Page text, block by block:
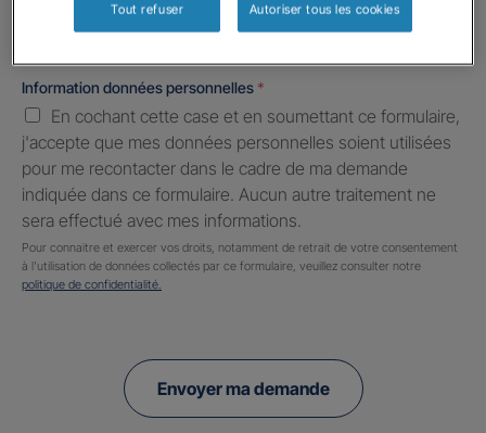
Information données personnelles *
En cochant cette case et en soumettant ce formulaire,
j'accepte que mes données personnelles soient utilisées
pour me recontacter dans le cadre de ma demande
indiquée dans ce formulaire. Aucun autre traitement ne
sera effectué avec mes informations.
Pour connaitre et exercer vos droits, notamment de retrait de votre consentement
à l'utilisation de données collectés par ce formulaire, veuillez consulter notre
politique de confidentialité.
Envoyer ma demande
Tout refuser Autoriser tous les cookies